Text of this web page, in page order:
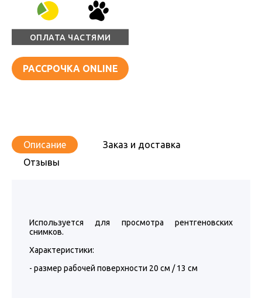
ОПЛАТА ЧАСТЯМИ
РАССРОЧКА ONLINE
Описание
Заказ и доставка
Отзывы
Используется для просмотра рентгеновских
снимков.
Характеристики:
- размер рабочей поверхности 20 см / 13 см